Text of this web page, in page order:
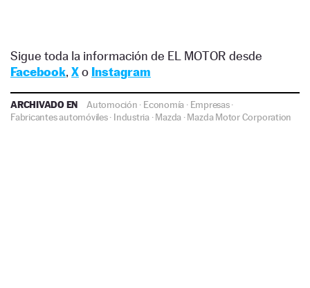
Sigue toda la información de EL MOTOR desde
Facebook, Xo Instagram
ARCHIVADO EN Automoción · Economía · Empresas·
Fabricantes automóviles· Industria·Mazda ·Mazda Motor Corporation